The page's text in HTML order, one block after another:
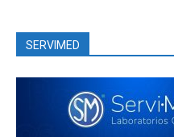
SERVIMED